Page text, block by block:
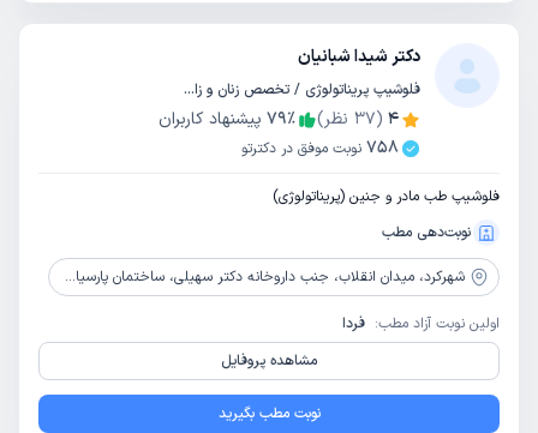
دکتر شیدا شبانیان
فلوشیپ پریناتولوژی / تخصص زنان و زایمان
4
(
37 نظر) 79٪
پیشنهاد کاربران
758 نوبت موفق در دکترتو
فلوشیپ طب مادر و جنین (پریناتولوژی)
نوبت‌دهی مطب
شهرکرد، میدان انقلاب، جنب داروخانه دکتر سهیلی، ساختمان پارسیان، طبقه 6، واحد 27
اولین نوبت آزاد مطب: فردا
مشاهده پروفایل
نوبت مطب بگیرید